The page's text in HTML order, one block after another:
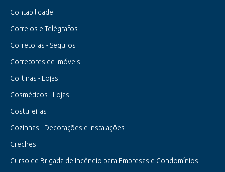
Contabilidade
Correios e Telégrafos
Corretoras - Seguros
Corretores de Imóveis
Cortinas - Lojas
Cosméticos - Lojas
Costureiras
Cozinhas - Decorações e Instalações
Creches
Curso de Brigada de Incêndio para Empresas e Condomínios